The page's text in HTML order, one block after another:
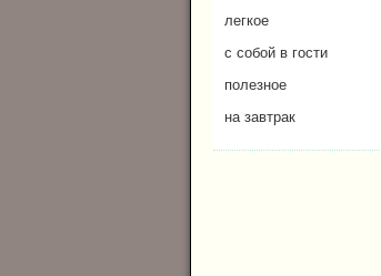
легкое
с собой в гости
полезное
на завтрак